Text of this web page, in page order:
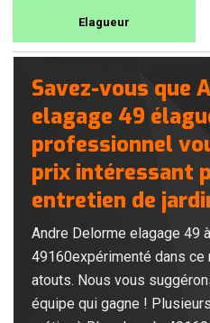
Elagueur
Savez-vous que
elagage 49
professionnel
prix intéressant
entretien de
Andre Delorme elagage 49
49160expérimenté dans
atouts. Nous vous
équipe qui gagne !